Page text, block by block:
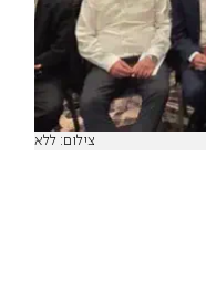
צילום: ללא